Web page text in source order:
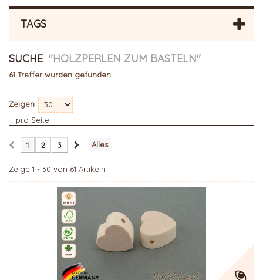
TAGS
SUCHE "HOLZPERLEN ZUM BASTELN"
61 Treffer wurden gefunden.
Zeigen
pro Seite
Alles
1 2 3
Zeige 1 - 30 von 61 Artikeln